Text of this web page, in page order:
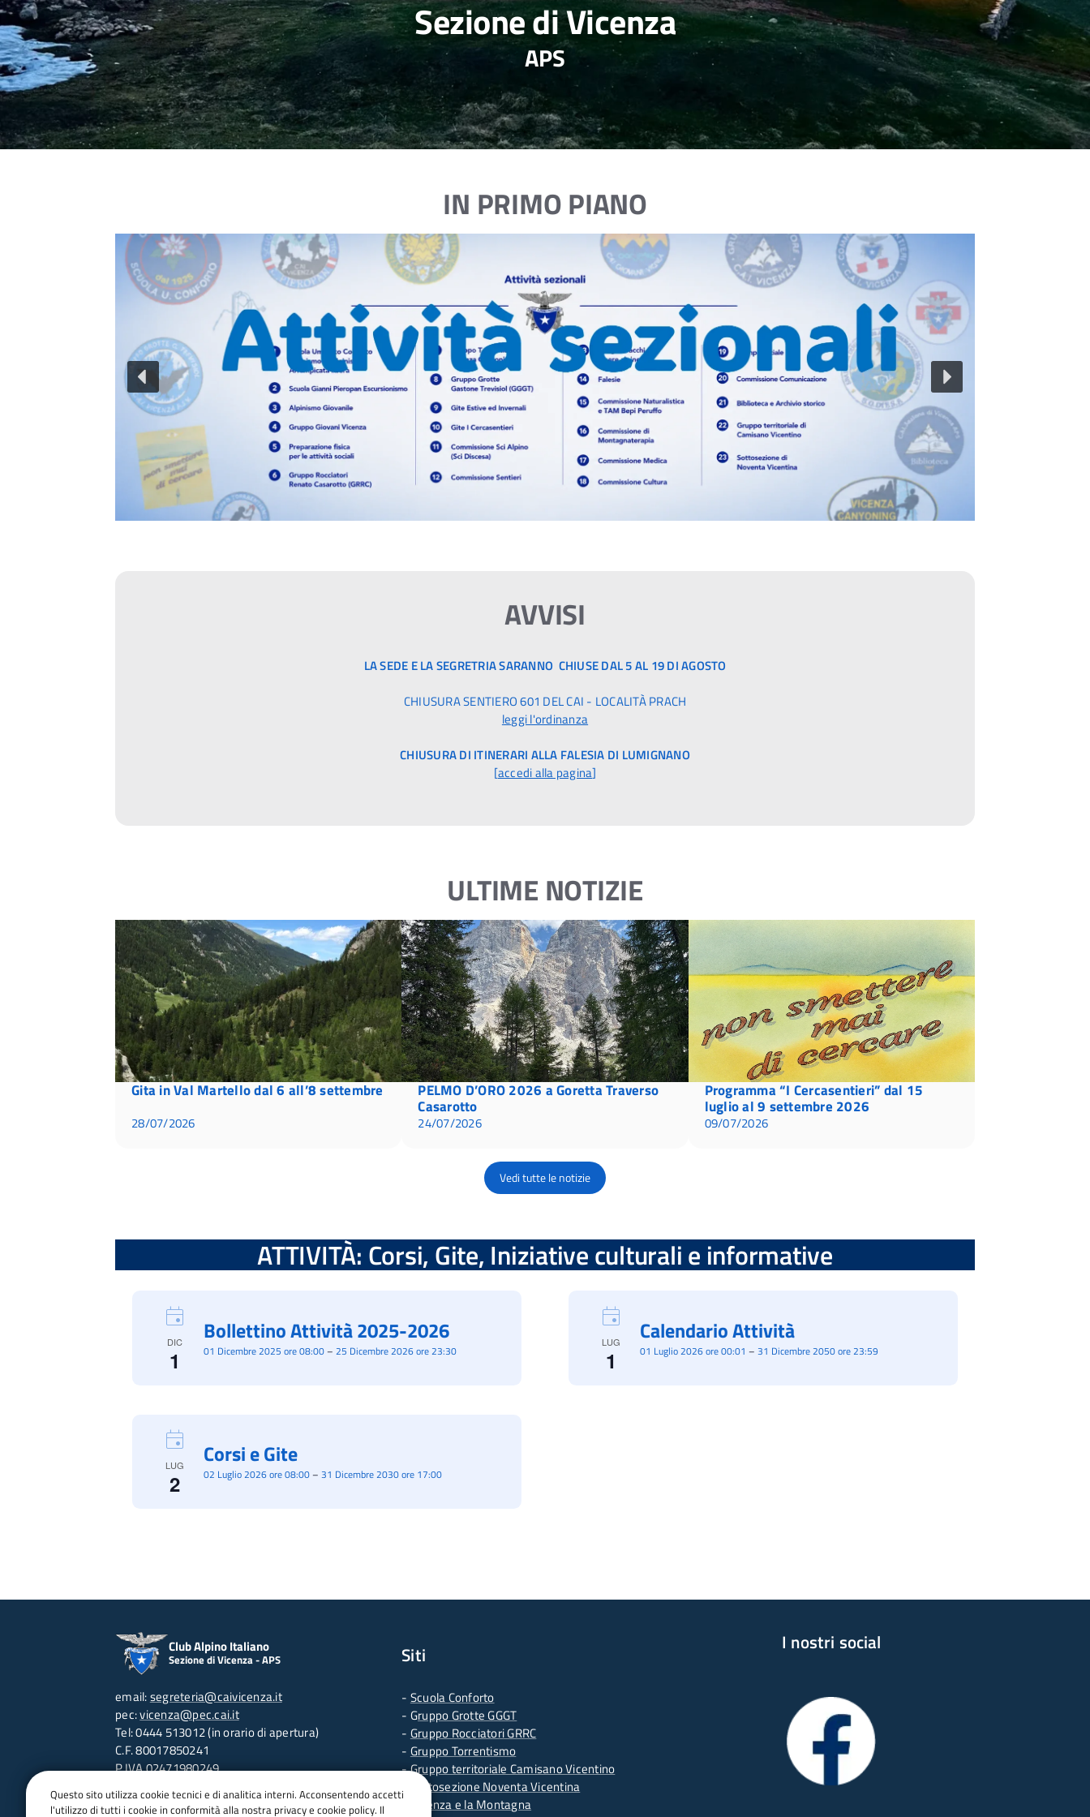
Sezione di Vicenza
APS
IN PRIMO PIANO
AVVISI
LA SEDE E LA SEGRETRIA SARANNO CHIUSE DAL 5 AL 19 DI AGOSTO
CHIUSURA SENTIERO 601 DEL CAI - LOCALITÀ PRACH
leggi l'ordinanza
CHIUSURA DI ITINERARI ALLA FALESIA DI LUMIGNANO
[accedi alla pagina]
ULTIME NOTIZIE
Gita in Val Martello dal 6 all’8 settembre
28/07/2026
PELMO D’ORO 2026 a Goretta Traverso
Casarotto
24/07/2026
Programma “I Cercasentieri” dal 15
luglio al 9 settembre 2026
09/07/2026
Vedi tutte le notizie
ATTIVITÀ: Corsi, Gite, Iniziative culturali e informative
DIC
1 01 Dicembre 2025 ore 08:00– 25 Dicembre 2026 ore 23:30
Bollettino Attività 2025-2026 LUG
1 01 Luglio 2026 ore 00:01 – 31 Dicembre 2050 ore 23:59
Calendario Attività
LUG
2 02 Luglio 2026 ore 08:00– 31 Dicembre 2030 ore 17:00
Corsi e Gite
Club Alpino Italiano
Sezione di Vicenza - APS
email:segreteria@caivicenza.it
pec:vicenza@pec.cai.it
Tel: 0444 513012 (in orario di apertura)
C.F. 80017850241
P.IVA 02471980249
Contra' Porta S.Lucia, 95 - 36100 VI
Orari d'apertura:
Siti
- Scuola Conforto
- Gruppo Grotte GGGT
- Gruppo Rocciatori GRRC
- Gruppo Torrentismo
-Gruppo territoriale Camisano Vicentino
-
Sottosezione Noventa Vicentina
-
Vicenza e la Montagna
I nostri social
Questo sito utilizza cookie tecnici e di analitica interni. Acconsentendo accetti
l'utilizzo di tutti i cookie in conformità alla nostra privacy e cookie policy. Il